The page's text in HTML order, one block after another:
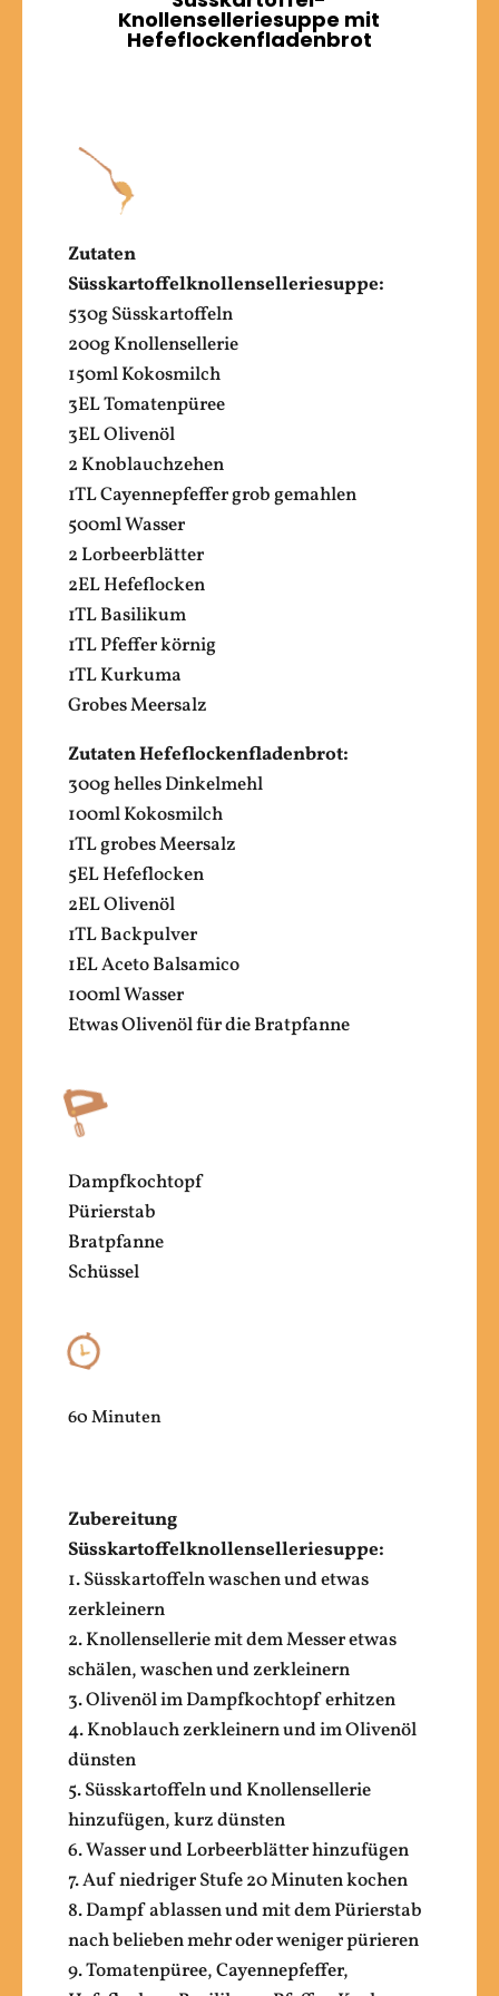
Knollenselleriesuppe mit
Hefeflockenfladenbrot
Zutaten
Süsskartoffelknollenselleriesuppe:
530g Süsskartoffeln
200g Knollensellerie
150ml Kokosmilch
3EL Tomatenpüree
3EL Olivenöl
2 Knoblauchzehen
1TL Cayennepfeffer grob gemahlen
500ml Wasser
2 Lorbeerblätter
2EL Hefeflocken
1TL Basilikum
1TL Pfeffer körnig
1TL Kurkuma
Grobes Meersalz
Zutaten Hefeflockenfladenbrot:
300g helles Dinkelmehl
100ml Kokosmilch
1TL grobes Meersalz
5EL Hefeflocken
2EL Olivenöl
1TL Backpulver
1EL Aceto Balsamico
100ml Wasser
Etwas Olivenöl für die Bratpfanne
Dampfkochtopf
Pürierstab
Bratpfanne
Schüssel
60 Minuten
Zubereitung
Süsskartoffelknollenselleriesuppe:
1. Süsskartoffeln waschen und etwas
zerkleinern
2. Knollensellerie mit dem Messer etwas
schälen, waschen und zerkleinern
3. Olivenöl im Dampfkochtopf erhitzen
4. Knoblauch zerkleinern und im Olivenöl
dünsten
5. Süsskartoffeln und Knollensellerie
hinzufügen, kurz dünsten
6. Wasser und Lorbeerblätter hinzufügen
7. Auf niedriger Stufe 20 Minuten kochen
8. Dampf ablassen und mit dem Pürierstab
nach belieben mehr oder weniger pürieren
9. Tomatenpüree, Cayennepfeffer,